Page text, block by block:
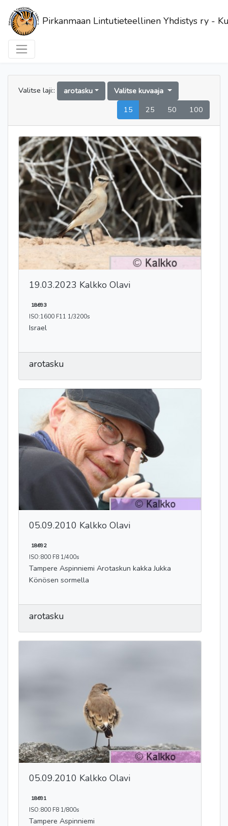
Pirkanmaan Lintutieteellinen Yhdistys ry -
Valitse laji:: arotasku
Valitse kuvaaja
15
25 50 100
19.03.2023 Kalkko Olavi
18693
ISO:1600 F11 1/3200s
Israel
arotasku
05.09.2010 Kalkko Olavi
18692
ISO:800 F8 1/400s
Tampere Aspinniemi Arotaskun kakka Jukka
Könösen sormella
arotasku
05.09.2010 Kalkko Olavi
18691
ISO:800 F8 1/800s
Tampere Aspinniemi